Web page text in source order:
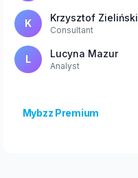
K Krzysztof Zieliński
Consultant
L Lucyna Mazur
Analyst
Mybzz Premium